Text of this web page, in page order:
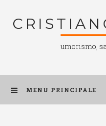
umorismo,
MENU PRINCIPALE